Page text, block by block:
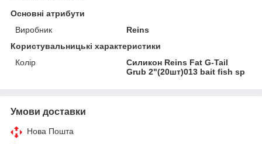
Основні атрибути
Виробник
Reins
Користувальницькі характеристики
Колір
Силикон Reins Fat G-Tail
Grub 2"(20шт)013 bait fish sp
Умови доставки
Нова Пошта